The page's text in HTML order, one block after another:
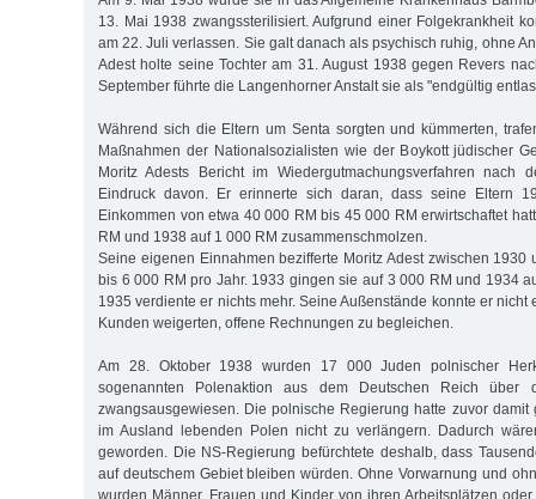
13. Mai 1938 zwangssterilisiert. Aufgrund einer Folgekrankheit
am 22. Juli verlassen. Sie galt danach als psychisch ruhig, ohne
Adest holte seine Tochter am 31. August 1938 gegen Revers
September führte die Langenhorner Anstalt sie als "endgültig
Während sich die Eltern um Senta sorgten und kümmerten,
Maßnahmen der Nationalsozialisten wie der Boykott jüdischer
Moritz Adests Bericht im Wiedergutmachungsverfahren nach
Eindruck davon. Er erinnerte sich daran, dass seine Eltern
Einkommen von etwa 40 000 RM bis 45 000 RM erwirtschaftet
RM und 1938 auf 1 000 RM zusammenschmolzen.
Seine eigenen Einnahmen bezifferte Moritz Adest zwischen 1930
bis 6 000 RM pro Jahr. 1933 gingen sie auf 3 000 RM und 1934
1935 verdiente er nichts mehr. Seine Außenstände konnte er
Kunden weigerten, offene Rechnungen zu begleichen.
Am 28. Oktober 1938 wurden 17 000 Juden polnischer
sogenannten Polenaktion aus dem Deutschen Reich über
zwangsausgewiesen. Die polnische Regierung hatte zuvor damit
im Ausland lebenden Polen nicht zu verlängern. Dadurch
geworden. Die NS-Regierung befürchtete deshalb, dass
auf deutschem Gebiet bleiben würden. Ohne Vorwarnung und
wurden Männer, Frauen und Kinder von ihren Arbeitsplätzen